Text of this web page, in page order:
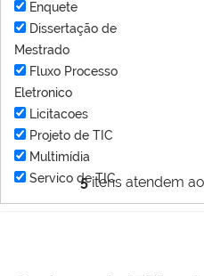
5itens atendem
Enquete
Dissertação de
Mestrado
Fluxo Processo
Eletronico
Licitacoes
Projeto de TIC
Multimídia
Servico de TIC